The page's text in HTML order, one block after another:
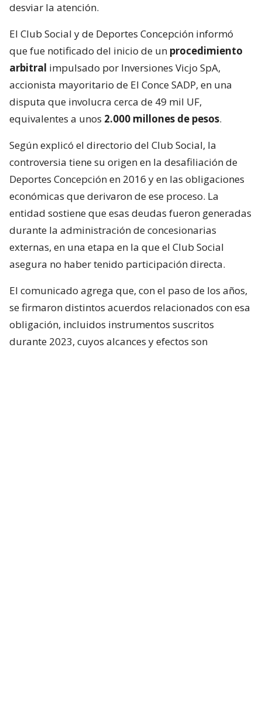
desviar la atención.
El Club Social y de Deportes Concepción informó
que fue notificado del inicio de un procedimiento
arbitral impulsado por Inversiones Vicjo SpA,
accionista mayoritario de El Conce SADP, en una
disputa que involucra cerca de 49 mil UF,
equivalentes a unos 2.000 millones de pesos.
Según explicó el directorio del Club Social, la
controversia tiene su origen en la desafiliación de
Deportes Concepción en 2016 y en las obligaciones
económicas que derivaron de ese proceso. La
entidad sostiene que esas deudas fueron generadas
durante la administración de concesionarias
externas, en una etapa en la que el Club Social
asegura no haber tenido participación directa.
El comunicado agrega que, con el paso de los años,
se firmaron distintos acuerdos relacionados con esa
obligación, incluidos instrumentos suscritos
durante 2023, cuyos alcances y efectos son